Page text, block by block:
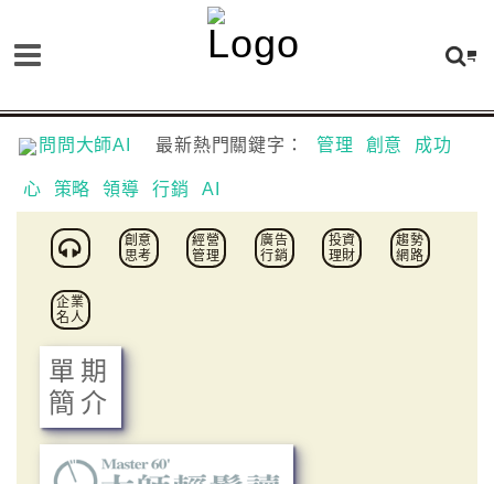
問問大師AI 最新熱門關鍵字： 管理 創意 成功
心 策略 領導 行銷 AI
創意
思考
經營
管理
廣告
行銷
投資
理財
趨勢
網路
企業
名人
單期
簡介